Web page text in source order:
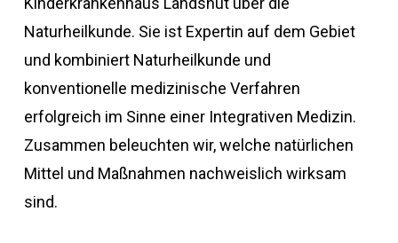
Naturheilkunde. Sie ist Expertin auf dem Gebiet
und kombiniert Naturheilkunde und
konventionelle medizinische Verfahren
erfolgreich im Sinne einer Integrativen Medizin.
Zusammen beleuchten wir, welche natürlichen
Mittel und Maßnahmen nachweislich wirksam
sind.